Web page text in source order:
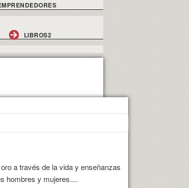
LIBROS2
a través de la vida y enseñanzas
hombres y mujeres....